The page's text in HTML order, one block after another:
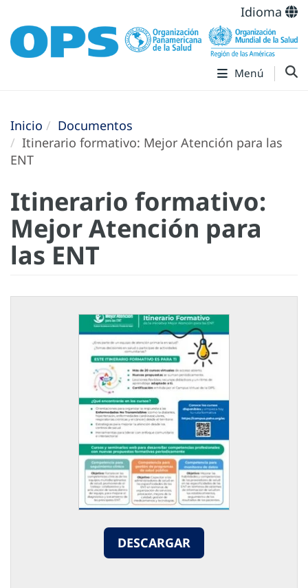
Idioma
Menú
Inicio
Documentos
Itinerario formativo: Mejor Atención para las
ENT
Itinerario formativo:
Mejor Atención para
las ENT
DESCARGAR